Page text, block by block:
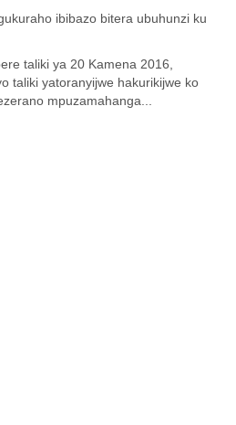
taliki ya 20 Kamena 2016,
taliki yatoranyijwe hakurikijwe ko
mpuzamahanga...